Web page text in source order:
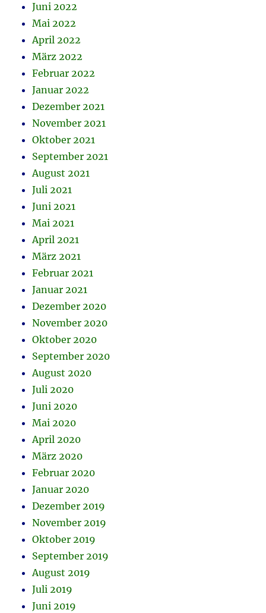
Juni 2022
Mai 2022
April 2022
März 2022
Februar 2022
Januar 2022
Dezember 2021
November 2021
Oktober 2021
September 2021
August 2021
Juli 2021
Juni 2021
Mai 2021
April 2021
März 2021
Februar 2021
Januar 2021
Dezember 2020
November 2020
Oktober 2020
September 2020
August 2020
Juli 2020
Juni 2020
Mai 2020
April 2020
März 2020
Februar 2020
Januar 2020
Dezember 2019
November 2019
Oktober 2019
September 2019
August 2019
Juli 2019
Juni 2019